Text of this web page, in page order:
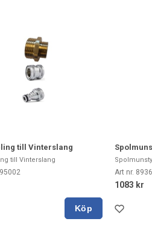
till Vinterslang
till Vinterslang
Köp
Art nr.
1083 kr